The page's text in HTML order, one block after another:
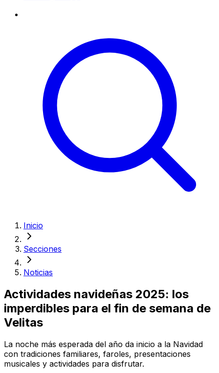
Inicio
Secciones
Noticias
Actividades navideñas 2025: los
imperdibles para el fin de semana de
Velitas
La noche más esperada del año da inicio a la Navidad
con tradiciones familiares, faroles, presentaciones
musicales y actividades para disfrutar.